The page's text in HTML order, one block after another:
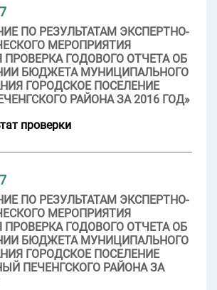
ПО РЕЗУЛЬТАТАМ ЭКСПЕРТНО-
МЕРОПРИЯТИЯ
ПРОВЕРКА ГОДОВОГО ОТЧЕТА ОБ
БЮДЖЕТА МУНИЦИПАЛЬНОГО
ГОРОДСКОЕ ПОСЕЛЕНИЕ
РАЙОНА ЗА 2016 ГОД»
проверки
ПО РЕЗУЛЬТАТАМ ЭКСПЕРТНО-
МЕРОПРИЯТИЯ
ПРОВЕРКА ГОДОВОГО ОТЧЕТА ОБ
БЮДЖЕТА МУНИЦИПАЛЬНОГО
ГОРОДСКОЕ ПОСЕЛЕНИЕ
ПЕЧЕНГСКОГО РАЙОНА ЗА